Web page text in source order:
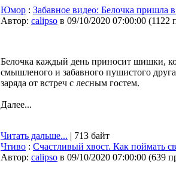
Юмор : Забавное видео: Белочка пришла
Автор: calipso в 09/10/2020 07:00:00 (1122
Белочка каждый день приносит шишки,
смышленого и забавного пушистого
заряда от встреч с лесным гостем.
Далее...
Читать дальше... | 713 байт
Чтиво : Счастливый хвост. Как поймать
Автор: calipso в 09/10/2020 07:00:00 (639